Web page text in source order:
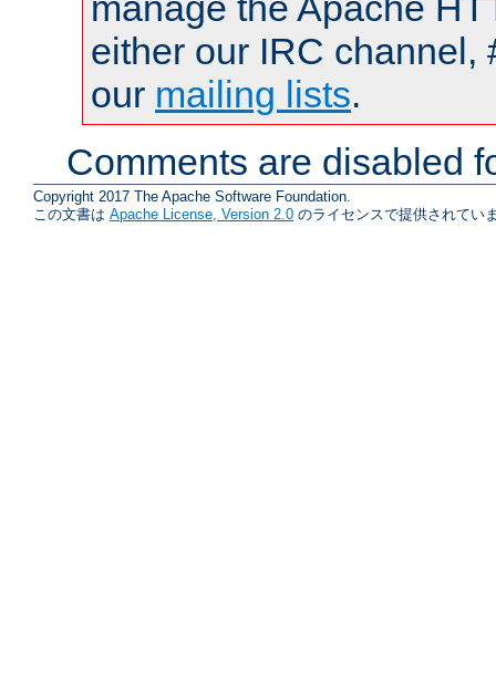
either our IRC channel,
our mailing lists.
Comments are disabled
Copyright 2017 The Apache Software Foundation.
この文書は Apache License, Version 2.0 のライセンスで提供されてい